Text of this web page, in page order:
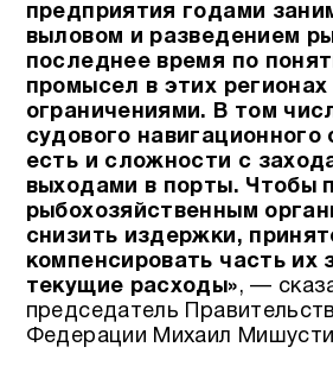
предприятия годами
выловом и разведением
последнее время по
промысел в этих
ограничениями. В том
судового навигационного
есть и сложности с
выходами в порты. Чтобы
рыбохозяйственным
снизить издержки,
компенсировать часть их
текущие расходы», —
председатель
Федерации Михаил